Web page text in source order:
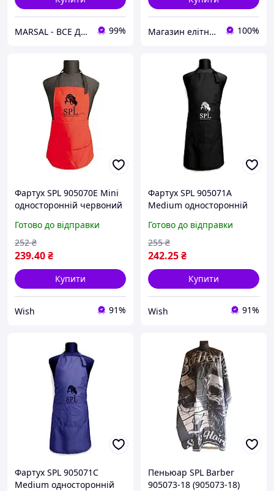
MARSAL - ВСЕ ДЛЯ САЛОНІВ КРАСИ 99% Магазин елітної парфумерії та косметики "Престиж" 100%
Фартух SPL 905070E Mini
односторонній червоний
Готово до відправки
239.40₴
252 ₴
Купити
Wish 91%
Фартух SPL 905071A
Medium односторонній
Готово до відправки
242.25₴
255 ₴
Купити
Wish 91%
Фартух SPL 905071C
Medium односторонній
Пеньюар SPL Barber
905073-18 (905073-18)